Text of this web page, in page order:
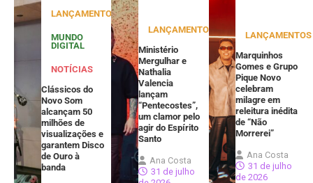
LANÇAMENTOS
MUNDO
DIGITAL
NOTÍCIAS
Clássicos do
Novo Som
alcançam 50
milhões de
visualizações e
garantem Disco
de Ouro à
banda
LANÇAMENTOS
Ministério
Mergulhar e
Nathalia
Valencia
lançam
“Pentecostes”,
um clamor pelo
agir do Espírito
Santo
Ana Costa
31 de julho
LANÇAMENTOS
Marquinhos
Gomes e Grupo
Pique Novo
celebram
milagre em
releitura inédita
de “Não
Morrerei”
Ana Costa
31 de julho
de 2026